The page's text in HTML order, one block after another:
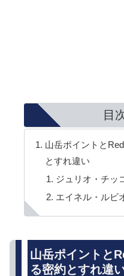
目
山岳ポイントと
とすれ違い
ジュリオ・チッ
エイネル・ルビ
山岳ポイントと
る密約とすれ違